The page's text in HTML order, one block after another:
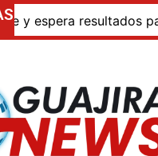
para La Guajira